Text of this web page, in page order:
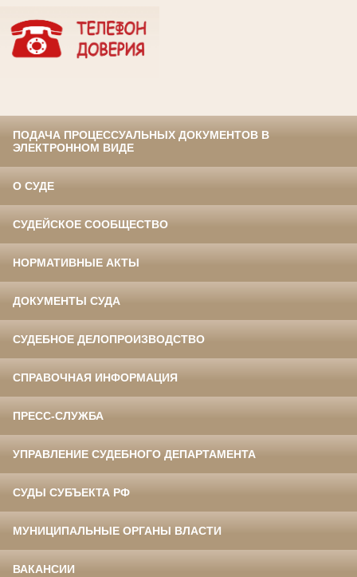
ПОДАЧА ПРОЦЕССУАЛЬНЫХ ДОКУМЕНТОВ В
ЭЛЕКТРОННОМ ВИДЕ
О СУДЕ
СУДЕЙСКОЕ СООБЩЕСТВО
НОРМАТИВНЫЕ АКТЫ
ДОКУМЕНТЫ СУДА
СУДЕБНОЕ ДЕЛОПРОИЗВОДСТВО
СПРАВОЧНАЯ ИНФОРМАЦИЯ
ПРЕСС-СЛУЖБА
УПРАВЛЕНИЕ СУДЕБНОГО ДЕПАРТАМЕНТА
СУДЫ СУБЪЕКТА РФ
МУНИЦИПАЛЬНЫЕ ОРГАНЫ ВЛАСТИ
ВАКАНСИИ